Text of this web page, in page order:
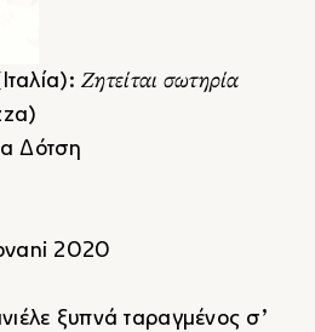
Ζητείται σωτηρία
Δότση
2020
ξυπνά ταραγμένος σ’